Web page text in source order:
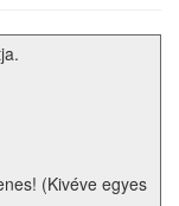
(Kivéve egyes